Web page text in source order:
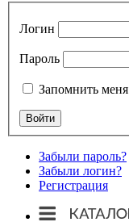
Логин
Пароль
Запомнить меня
Забыли пароль?
Забыли логин?
Регистрация